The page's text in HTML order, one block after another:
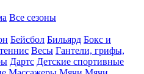
Все сезоны
Бейсбол Бильярд Бокс и
Весы Гантели, грифы,
Дартс Детские спортивные